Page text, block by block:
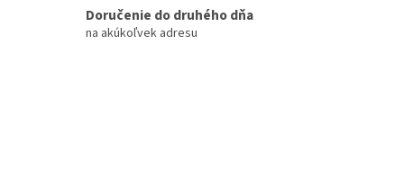
Doručenie do druhého dňa
na akúkoľvek adresu